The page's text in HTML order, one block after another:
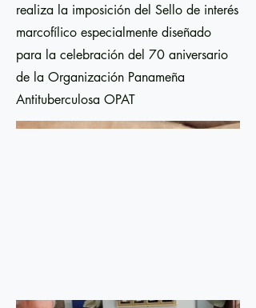
realiza la imposición del Sello de interés
marcofílico especialmente diseñado
para la celebración del 70 aniversario
de la Organización Panameña
Antituberculosa OPAT